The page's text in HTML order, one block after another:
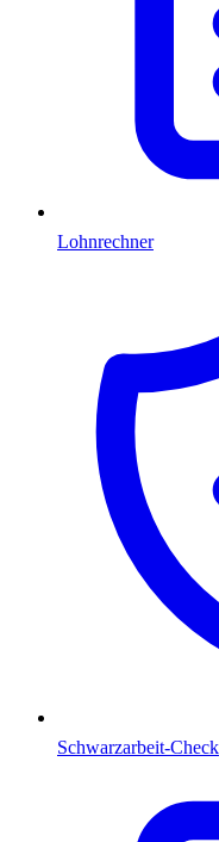
Lohnrechner
Schwarzarbeit-Check